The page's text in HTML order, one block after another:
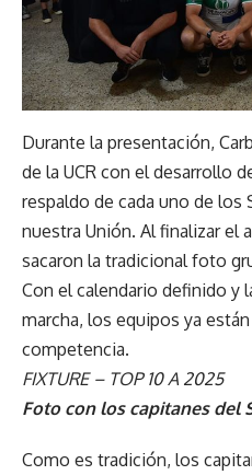
Durante la presentación,
de la UCR con el desarrollo
respaldo de cada uno de los
nuestra Unión. Al finalizar el
sacaron la tradicional foto
Con el calendario definido y
marcha, los equipos ya
competencia.
FIXTURE – TOP 10 A 2025
Foto con los capitanes del
Como es tradición, los